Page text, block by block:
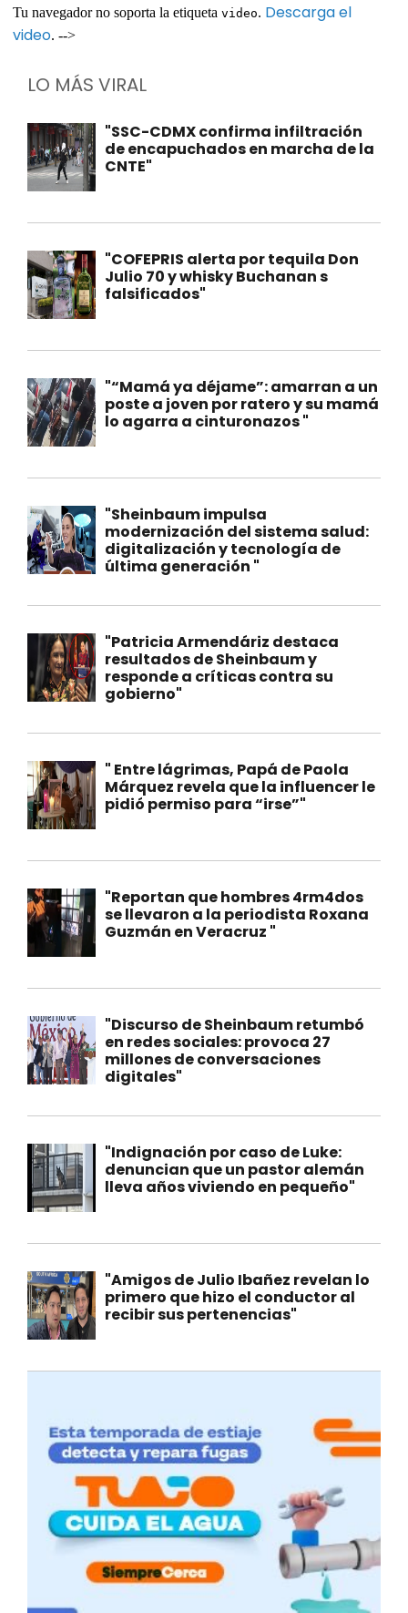
Tu navegador no soporta la etiqueta video. Descarga el
video. -->
LO MÁS VIRAL
"SSC-CDMX confirma infiltración
de encapuchados en marcha de la
CNTE"
"COFEPRIS alerta por tequila Don
Julio 70 y whisky Buchanan s
falsificados"
"“Mamá ya déjame”: amarran a un
poste a joven por ratero y su mamá
lo agarra a cinturonazos "
"Sheinbaum impulsa
modernización del sistema salud:
digitalización y tecnología de
última generación "
"Patricia Armendáriz destaca
resultados de Sheinbaum y
responde a críticas contra su
gobierno"
" Entre lágrimas, Papá de Paola
Márquez revela que la influencer le
pidió permiso para “irse”"
"Reportan que hombres 4rm4dos
se llevaron a la periodista Roxana
Guzmán en Veracruz "
"Discurso de Sheinbaum retumbó
en redes sociales: provoca 27
millones de conversaciones
digitales"
"Indignación por caso de Luke:
denuncian que un pastor alemán
lleva años viviendo en pequeño"
"Amigos de Julio Ibañez revelan lo
primero que hizo el conductor al
recibir sus pertenencias"